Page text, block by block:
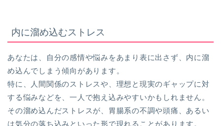
内に溜め込むストレス
あなたは、自分の感情や悩みをあまり表に出さず、内に溜
め込んでしまう傾向があります。
特に、人間関係のストレスや、理想と現実のギャップに対
する悩みなどを、一人で抱え込みやすいかもしれません。
その溜め込んだストレスが、胃腸系の不調や頭痛、あるい
は気分の落ち込みといった形で現れることがあります。